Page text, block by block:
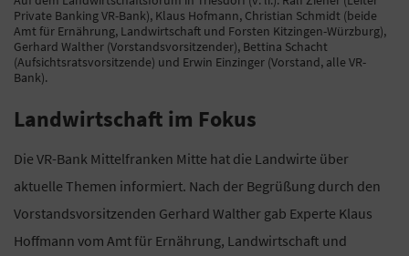
Private Banking VR-Bank), Klaus Hofmann, Christian Schmidt (beide
Amt für Ernährung, Landwirtschaft und Forsten Kitzingen-Würzburg),
Gerhard Walther (Vorstandsvorsitzender), Bettina Schacht
(Aufsichtsratsvorsitzende) und Erwin Einzinger (Vorstand, alle VR-
Bank).
Landwirtschaft im Fokus
Die VR-Bank Mittelfranken Mitte hat die Landwirte über
aktuelle Themen informiert. Nach der Begrüßung durch den
Vorstandsvorsitzenden Gerhard Walther gab Experte Klaus
Hoffmann vom Amt für Ernährung, Landwirtschaft und